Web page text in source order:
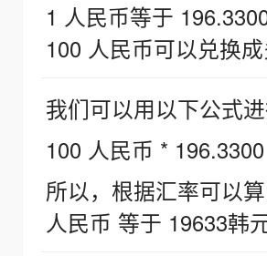
1 人民币等于
100 人民币可以兑换成
我们可以用以下公式进
100 人民币 *
所以，根据汇率可以
人民币 等于 19633韩